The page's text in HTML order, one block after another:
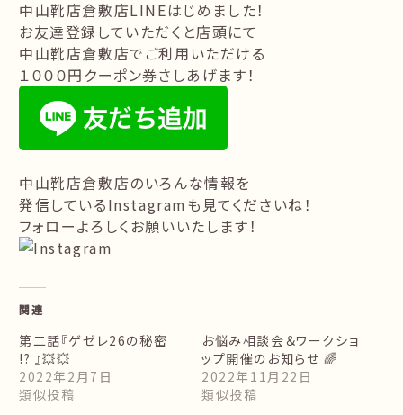
中山靴店倉敷店LINEはじめました！
お友達登録していただくと店頭にて
中山靴店倉敷店でご利用いただける
１０００円クーポン券さしあげます！
中山靴店倉敷店のいろんな情報を
発信しているInstagramも見てくださいね！
フォローよろしくお願いいたします！
関連
第二話『ゲゼレ26の秘密
!? 』💥💥
2022年2月7日
類似投稿
お悩み相談会＆ワークショ
ップ開催のお知らせ 🌈
2022年11月22日
類似投稿